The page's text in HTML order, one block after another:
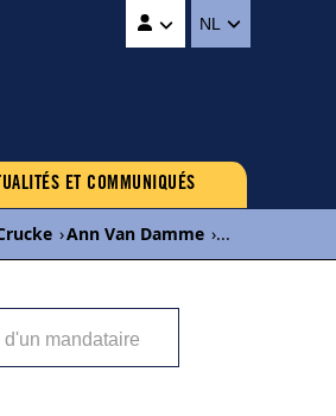
NL
ET COMMUNIQUÉS
›Ann Van Damme ›...